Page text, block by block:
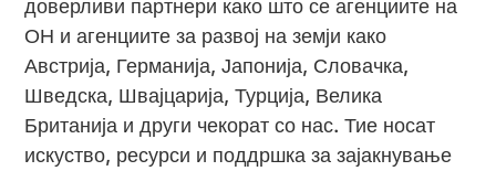
доверливи партнери како што се агенциите на
ОН и агенциите за развој на земји како
Австрија, Германија, Јапонија, Словачка,
Шведска, Швајцарија, Турција, Велика
Британија и други чекорат со нас. Тие носат
искуство, ресурси и поддршка за зајакнување